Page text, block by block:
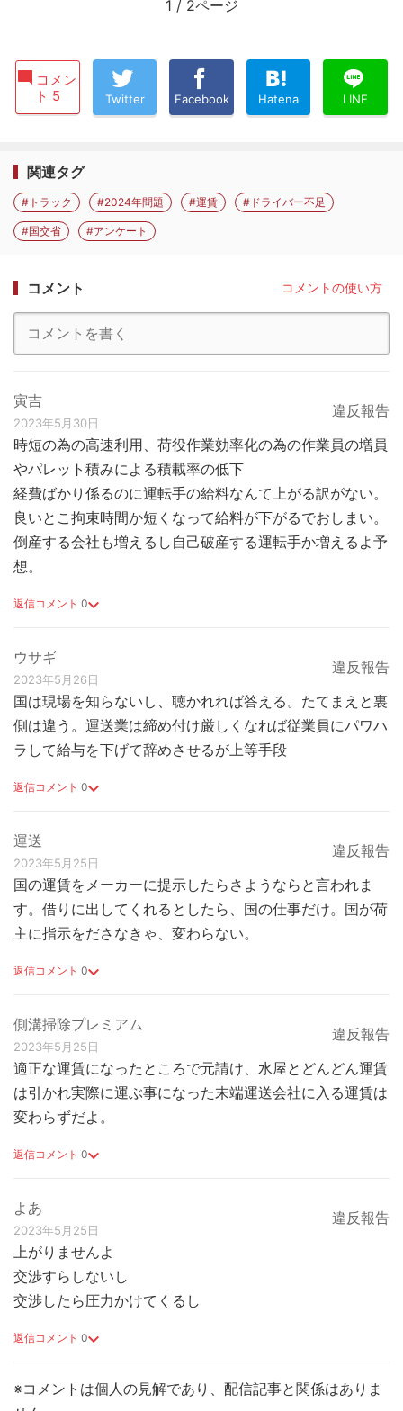
1 / 2ページ
コメン
ト 5
Twitter Facebook Hatena LINE
関連タグ
#トラック #2024年問題 #運賃 #ドライバー不足
#国交省 #アンケート
コメント コメントの使い方
寅吉
2023年5月30日
違反報告
時短の為の高速利用、荷役作業効率化の為の作業員の増員
やパレット積みによる積載率の低下
経費ばかり係るのに運転手の給料なんて上がる訳がない。
良いとこ拘束時間か短くなって給料が下がるでおしまい。
倒産する会社も増えるし自己破産する運転手か増えるよ予
想。
返信コメント 0
ウサギ
2023年5月26日
違反報告
国は現場を知らないし、聴かれれば答える。たてまえと裏
側は違う。運送業は締め付け厳しくなれば従業員にパワハ
ラして給与を下げて辞めさせるが上等手段
返信コメント 0
運送
2023年5月25日
違反報告
国の運賃をメーカーに提示したらさようならと言われま
す。借りに出してくれるとしたら、国の仕事だけ。国が荷
主に指示をださなきゃ、変わらない。
返信コメント 0
側溝掃除プレミアム
2023年5月25日
違反報告
適正な運賃になったところで元請け、水屋とどんどん運賃
は引かれ実際に運ぶ事になった末端運送会社に入る運賃は
変わらずだよ。
返信コメント 0
よあ
2023年5月25日
違反報告
上がりませんよ
交渉すらしないし
交渉したら圧力かけてくるし
返信コメント 0
※コメントは個人の見解であり、配信記事と関係はありま